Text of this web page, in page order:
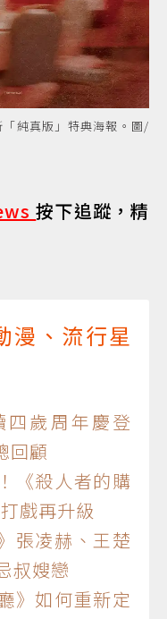
純真版」特典海報。圖/
按下追蹤，精
漫、流行星
歲周年慶登
回顧
《殺人者的購
戲再升級
張凌赫、王楚
叔嫂戀
》如何重新定